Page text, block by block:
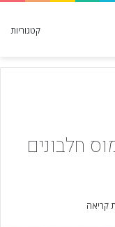
קטגוריות
חלבונים
קריאה